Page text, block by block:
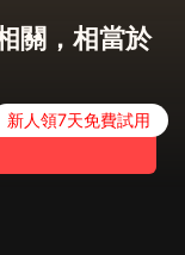
關，相當於
新人領7天免費試用